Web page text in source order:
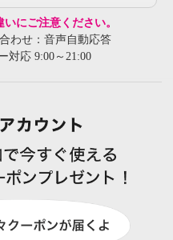
にご注意ください。
わせ：音声自動応答
対応 9:00～21:00